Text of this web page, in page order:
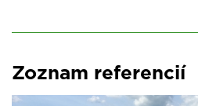
Zoznam referencií